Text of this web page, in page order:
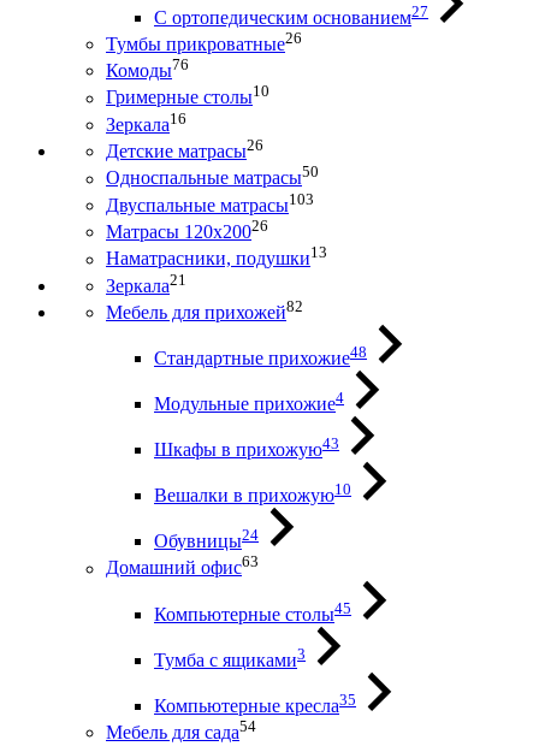
С ортопедическим основанием27
Тумбы прикроватные26
Комоды76
Гримерные столы10
Зеркала16
Детские матрасы26
Односпальные матрасы50
Двуспальные матрасы103
Матрасы 120х20026
Наматрасники, подушки13
Зеркала21
Мебель для прихожей82
Стандартные прихожие48
Модульные прихожие4
Шкафы в прихожую43
Вешалки в прихожую10
Обувницы24
Домашний офис63
Компьютерные столы45
Тумба с ящиками3
Компьютерные кресла35
Мебель для сада54